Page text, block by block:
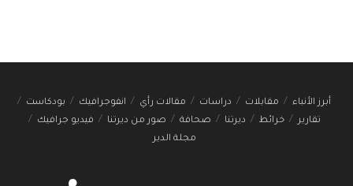
أبرز الأنباء مقابلات دراسات مقالات رأي انفوجرافيك
بودكاست
تقارير
خرائط ديرتنا صحافة صور من ديرتنا
فيديو جرافيك
مجلة الدير